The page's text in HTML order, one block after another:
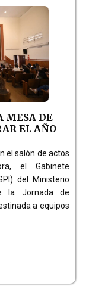
MESA DE
EL AÑO
el salón de actos
el Gabinete
del Ministerio
la Jornada de
a equipos